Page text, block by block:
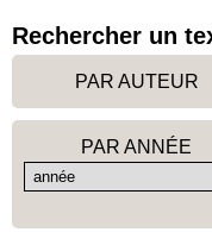
Rechercher un
PAR AUTEUR
PAR ANNÉE